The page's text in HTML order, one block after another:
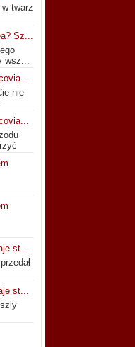
twarz
Sz...
wsz...
nie
st...
st...